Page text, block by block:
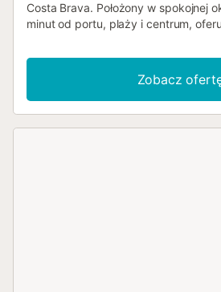
Costa Brava. Położony w spokojnej
minut od portu, plaży i centrum,
Posiada dwie sypialnie (jedna z
druga z łóżkiem piętrowym dla
wyposażoną łazienkę, w pełni
salon z wyjściem na taras z
Zobacz